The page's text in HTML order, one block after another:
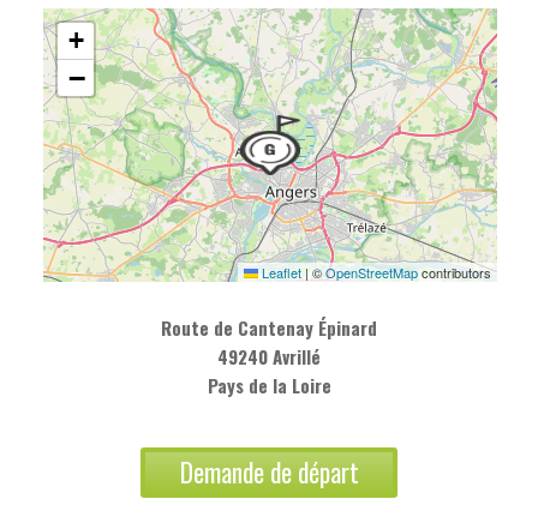
+
−
Leaflet | ©OpenStreetMapcontributors
Route de Cantenay Épinard
49240 Avrillé
Pays de la Loire
Demande de départ